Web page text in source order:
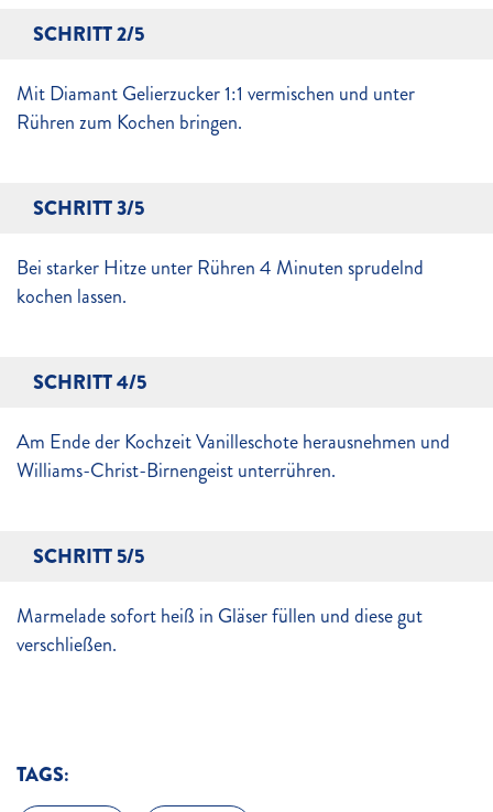
SCHRITT 2/5
Mit Diamant Gelierzucker 1:1 vermischen und unter
Rühren zum Kochen bringen.
SCHRITT 3/5
Bei starker Hitze unter Rühren 4 Minuten sprudelnd
kochen lassen.
SCHRITT 4/5
Am Ende der Kochzeit Vanilleschote herausnehmen und
Williams-Christ-Birnengeist unterrühren.
SCHRITT 5/5
Marmelade sofort heiß in Gläser füllen und diese gut
verschließen.
TAGS: